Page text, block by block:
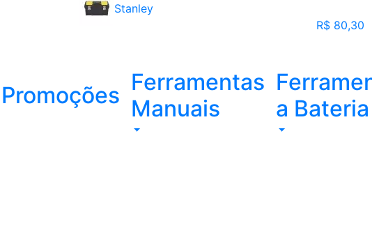
Stanley
R$ 80,30
Promoções Ferramentas
Manuais
a Bateria